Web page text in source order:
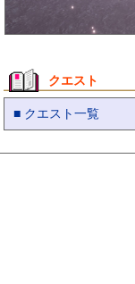
クエスト
■ クエスト一覧